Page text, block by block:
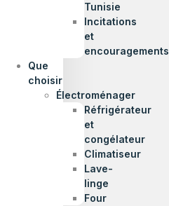
Tunisie
Incitations
et
encouragements
Que
choisir
Électroménager
Réfrigérateur
et
congélateur
Climatiseur
Lave-
linge
Four